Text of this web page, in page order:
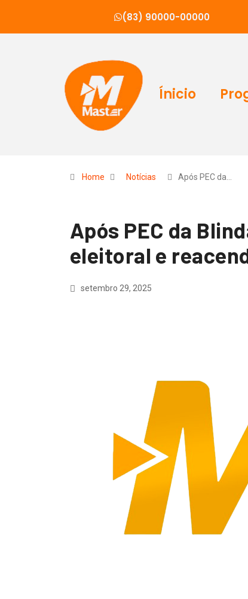
(83) 90000-00000
Ínicio
Home Notícias Após PEC da…
Após PEC da
eleitoral e
setembro 29, 2025